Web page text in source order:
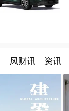
风财讯 资讯